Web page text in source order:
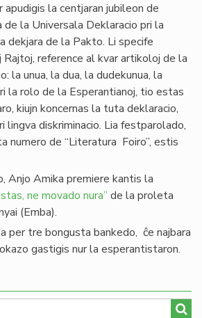
apudigis la centjaran jubileon de
la Universala Deklaracio pri la
dekjara de la Pakto. Li specife
Rajtoj, reference al kvar artikoloj de la
la unua, la dua, la dudekunua, la
la rolo de la Esperantianoj, tio estas
kiujn koncernas la tuta deklaracio,
lingva diskriminacio. Lia festparolado,
numero de “Literatura Foiro”, estis
Anjo Amika premiere kantis la
ne movado nura” de la proleta
(Emba).
per tre bongusta bankedo, ĉe najbara
gastigis nur la esperantistaron.